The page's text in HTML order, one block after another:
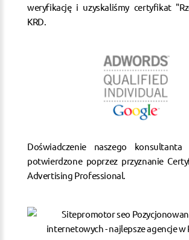
weryfikację i uzyskaliśmy certyfikat
KRD.
Doświadczenie naszego konsultanta
potwierdzone poprzez przyznanie
Advertising Professional.